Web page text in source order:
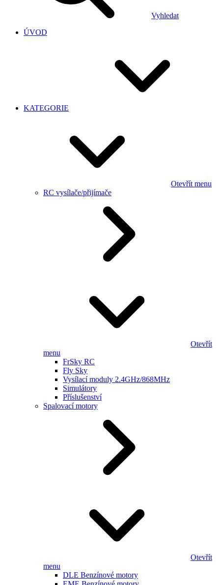
Vyhledat
ÚVOD
KATEGORIE
Otevřít menu
RC vysílače/přijímače
Otevřít
menu
FrSky RC
Fly Sky
Vysílací moduly 2.4GHz/868MHz
Simulátory
Příslušenství
Spalovací motory
Otevřít
menu
DLE Benzínové motory